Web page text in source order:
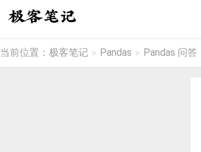
当前位置： 极客笔记 > Pandas > Pandas 问答